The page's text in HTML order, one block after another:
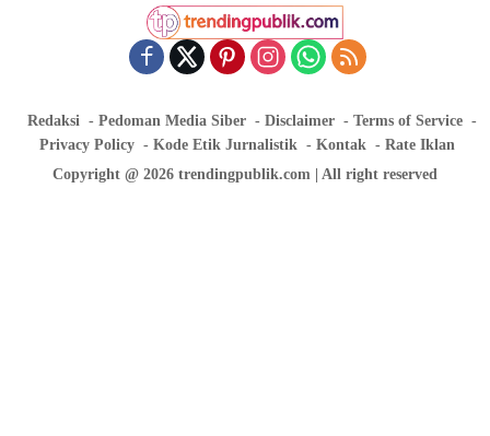
Redaksi Pedoman Media Siber Disclaimer
Terms of Service
Privacy Policy
Kode Etik Jurnalistik Kontak
Rate Iklan
Copyright @ 2026 trendingpublik.com | All right reserved